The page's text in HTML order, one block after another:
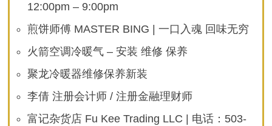
12:00pm – 9:00pm
煎饼师傅 MASTER BING | 一口入魂 回味无穷
火箭空调冷暖气 – 安装 维修 保养
聚龙冷暖器维修保养新装
李倩 注册会计师 / 注册金融理财师
富记杂货店 Fu Kee Trading LLC | 电话：503-